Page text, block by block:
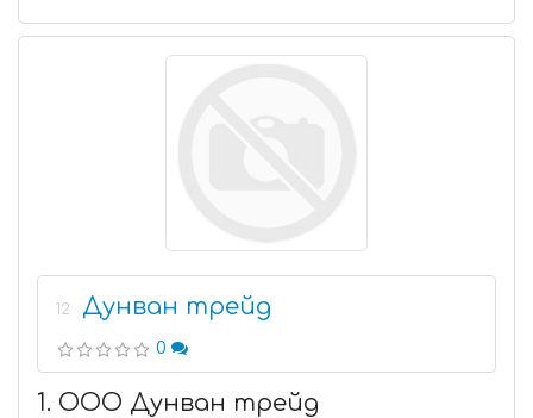
12 Дунван трейд
0
1. ООО Дунван трейд